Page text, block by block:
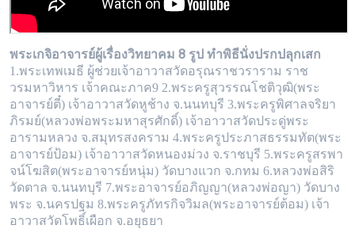
พระเกจิอาจารย์ผู้เรื่องวิทยาคม 8 รูป ทำพิธีนั่งปรกปลุกเสก
1.พระเทพเมธี ผู้ช่วยเจ้าอาวาสวัดอรุณราชวราราม ราช
วรมหาวิหาร เจ้าคณะภาค9 2.พระครูสุวรรณโชติวุฒิ(พระ
อาจารย์ตี๋) เจ้าอาวาสวัดหูช้าง จ.นนทบุรี 3.พระครูพิศาลจริยา
ภิรมย์(หลวงพ่อพระมหาสุรศักดิ์) เจ้าอาวาสวัดประดู่พระ
อารามหลวง จ.สมุทรสงคราม 4.พระครูประภาสธรรมทัต(พระ
อาจารย์ป้อม) เจ้าอาวาสวัดหนองม่วง จ.ราชบุรี 5.พระครูสรพา
จน์โฆสิต(พระอาจารย์หนุ่ม) วัดบางแวก จ.กทม 6.หลวงพ่อสิริ
วัดตาล จ.นนทบุรี 7.พระอาจารย์อภิญญา(หลวงพ่อญา) วัดบาง
พระ จ.นครปฐม 8.พระครูภัทรกิจวิมล(พระอาจารย์ต้อม) เจ้า
อาวาสวัดโพธิ์เผือก จ.อยุธยา